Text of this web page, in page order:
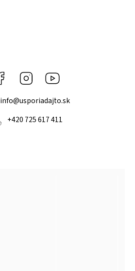
Facebook Instagram
info@usporiadajto.sk
+420 725 617 411